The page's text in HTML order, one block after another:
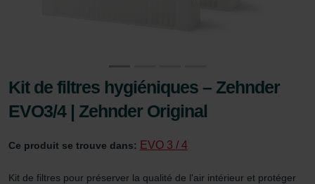
Kit de filtres hygiéniques – Zehnder
EVO3/4 | Zehnder Original
Ce produit se trouve dans: EVO 3 / 4
Kit de filtres pour préserver la qualité de l'air intérieur et protéger